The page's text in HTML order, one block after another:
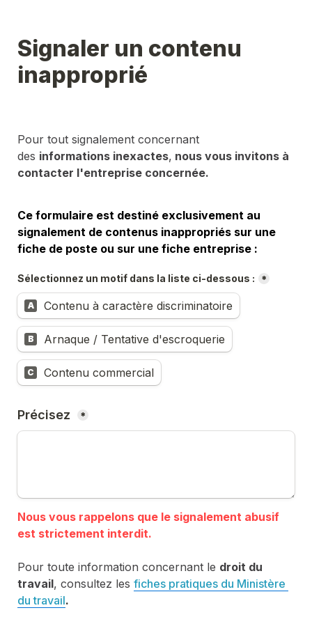
Signaler un contenu
inapproprié
Pour tout signalement concernant
des informations inexactes, nous vous invitons à
contacter l'entreprise concernée.
Ce formulaire est destiné exclusivement au
signalement de contenus inappropriés sur une
fiche de poste ou sur une fiche entreprise :
Sélectionnez un motif dans la liste ci-dessous : *
A Contenu à caractère discriminatoire
B Arnaque / Tentative d'escroquerie
C Contenu commercial
Précisez *
Nous vous rappelons que le signalement abusif
Pour toute information concernant le droit du
travail, consultez les fiches pratiques du Ministère
du travail